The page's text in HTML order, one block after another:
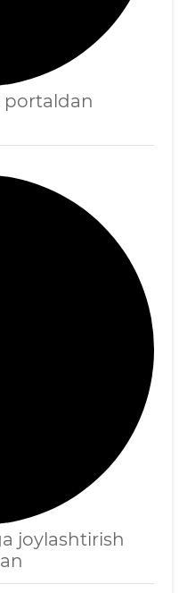
portaldan
joylashtirish